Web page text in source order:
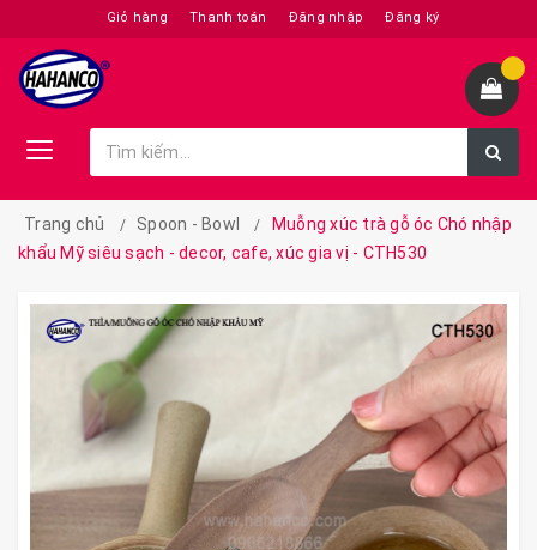
Giỏ hàng Thanh toán Đăng nhập Đăng ký
Trang chủ Spoon - Bowl
Muỗng xúc trà gỗ óc Chó nhập
khẩu Mỹ siêu sạch - decor, cafe, xúc gia vị - CTH530